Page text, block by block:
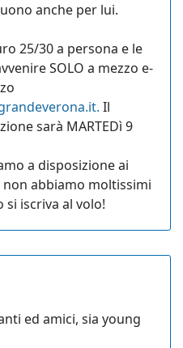
anche per lui.
25/30 a persona e le
SOLO a mezzo e-
. Il
sarà MARTEDì 9
a disposizione ai
non abbiamo moltissimi
si iscriva al volo!
ed amici, sia young